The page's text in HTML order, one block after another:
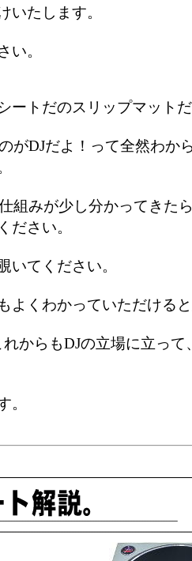
いたします。
い。
ートだのスリップマット
がDJだよ！って全然わか
組みが少し分かってきた
ださい。
いてください。
よくわかっていただける
からもDJの立場に立っ
。